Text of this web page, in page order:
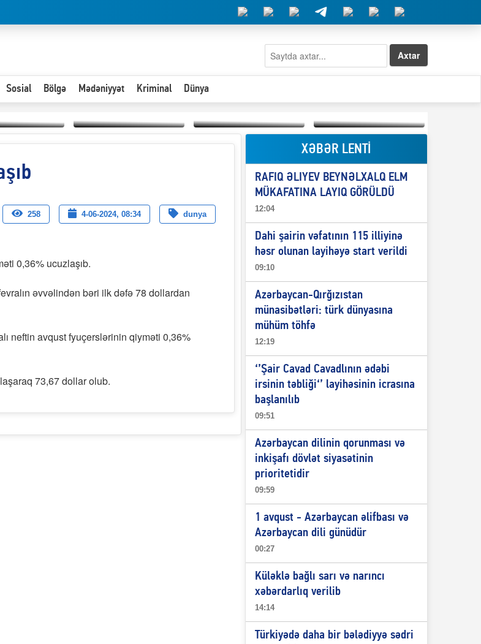
Axtar
Sosial Bölgə Mədəniyyət Kriminal Dünya
vizası —
cibində
“Qeyri-səlis məntiq və
dil-nitq” elmimizə
Elşad Abdullayevin
erməniləri
maliyyələşdirən oğlu
niyə Azərbaycana
ekstradisiya olunmur?
258 4-06-2024, 08:34 dunya
0,36% ucuzlaşıb.
əvvəlindən bəri ilk dəfə 78 dollardan
neftin avqust fyuçerslərinin qiyməti 0,36%
73,67 dollar olub.
XƏBƏR LENTİ
RAFIQ ƏLIYEV BEYNƏLXALQ ELM
MÜKAFATINA LAYIQ GÖRÜLDÜ
12:04
Dahi şairin vəfatının 115 illiyinə
həsr olunan layihəyə start verildi
09:10
Azərbaycan-Qırğızıstan
münasibətləri: türk dünyasına
mühüm töhfə
12:19
‘’Şair Cavad Cavadlının ədəbi
irsinin təbliği‘’ layihəsinin icrasına
başlanılıb
09:51
Azərbaycan dilinin qorunması və
inkişafı dövlət siyasətinin
prioritetidir
09:59
1 avqust - Azərbaycan əlifbası və
Azərbaycan dili günüdür
00:27
Küləklə bağlı sarı və narıncı
xəbərdarlıq verilib
14:14
Türkiyədə daha bir bələdiyyə sədri